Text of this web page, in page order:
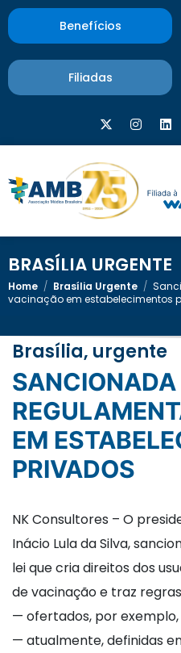
Benefícios
Filiadas
BRASÍLIA URGENTE
Home / Brasília Urgente /
vacinação em estabelecimentos
Brasília, urgente
SANCIONADA LEI QUE
EM
PRIVADOS
NK Consultores – O
Inácio Lula da Silva,
lei que cria direitos dos
de vacinação e traz
— ofertados, por
— atualmente, definidas